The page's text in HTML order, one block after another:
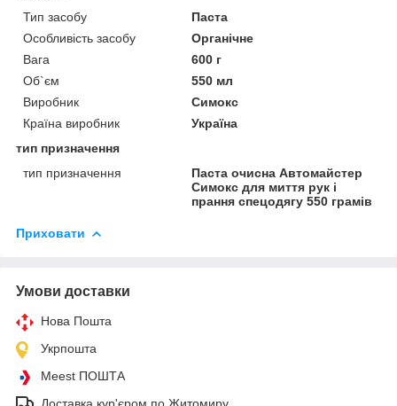
Тип засобу
Паста
Особливість засобу
Органічне
Вага
600 г
Об`єм
550 мл
Виробник
Симокс
Країна виробник
Україна
тип призначення
тип призначення
Паста очисна Автомайстер
Симокс для миття рук і
прання спецодягу 550 грамів
Приховати
Умови доставки
Нова Пошта
Укрпошта
Meest ПОШТА
Доставка кур'єром по Житомиру